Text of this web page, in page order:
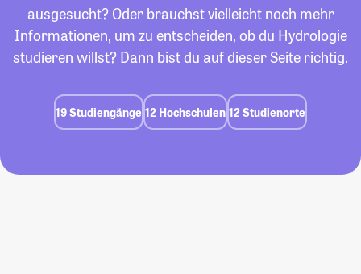
ausgesucht? Oder brauchst vielleicht noch mehr
Informationen, um zu entscheiden, ob du Hydrologie
studieren willst? Dann bist du auf dieser Seite richtig.
19 Studiengänge 12 Hochschulen 12 Studienorte